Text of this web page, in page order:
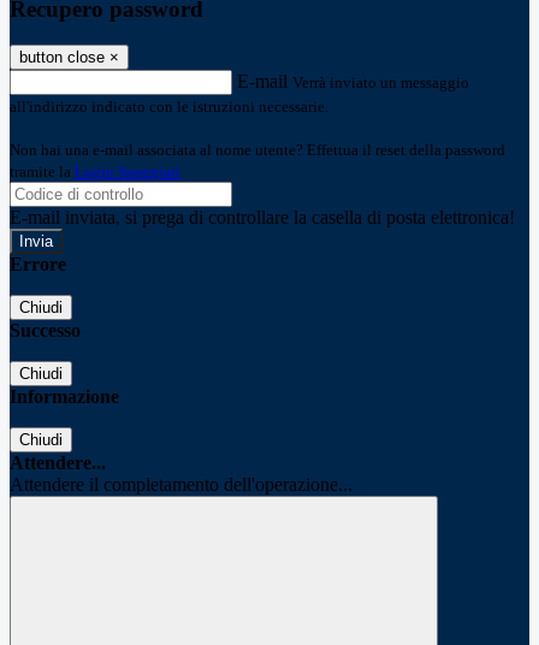
Recupero password
button close ×
E-mail Verrà inviato un messaggio
all'indirizzo indicato con le istruzioni necessarie.
Non hai una e-mail associata al nome utente? Effettua il reset della password
tramite la Login Spaggiari
E-mail inviata, si prega di controllare la casella di posta elettronica!
Errore
Chiudi
Successo
Chiudi
Informazione
Chiudi
Attendere...
Attendere il completamento dell'operazione...